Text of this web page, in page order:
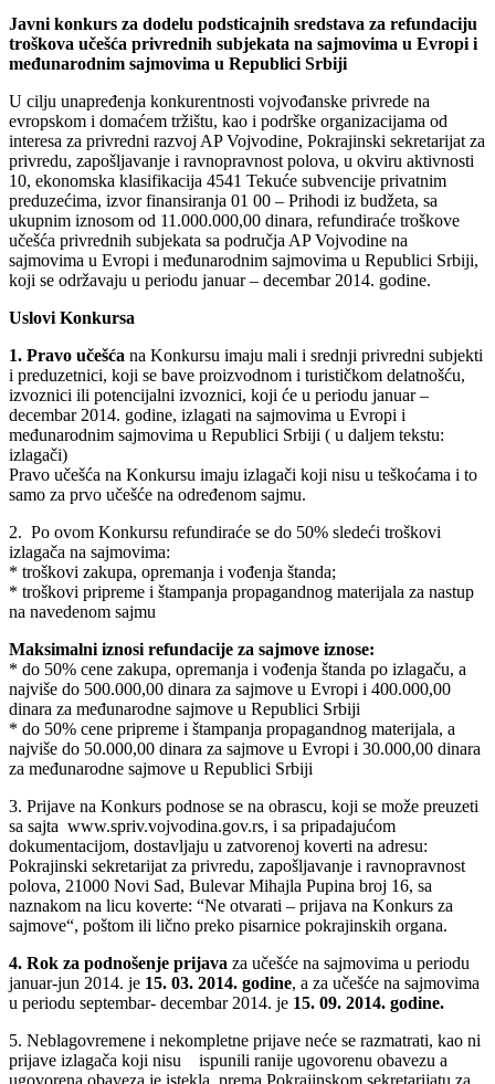
Javni konkurs za dodelu podsticajnih sredstava za refundaciju
troškova učešća privrednih subjekata na sajmovima u Evropi i
međunarodnim sajmovima u Republici Srbiji
U cilju unapređenja konkurentnosti vojvođanske privrede na
evropskom i domaćem tržištu, kao i podrške organizacijama od
interesa za privredni razvoj AP Vojvodine, Pokrajinski sekretarijat za
privredu, zapošljavanje i ravnopravnost polova, u okviru aktivnosti
10, ekonomska klasifikacija 4541 Tekuće subvencije privatnim
preduzećima, izvor finansiranja 01 00 – Prihodi iz budžeta, sa
ukupnim iznosom od 11.000.000,00 dinara, refundiraće troškove
učešća privrednih subjekata sa područja AP Vojvodine na
sajmovima u Evropi i međunarodnim sajmovima u Republici Srbiji,
koji se održavaju u periodu januar – decembar 2014. godine.
Uslovi Konkursa
1. Pravo učešća na Konkursu imaju mali i srednji privredni subjekti
i preduzetnici, koji se bave proizvodnom i turističkom delatnošću,
izvoznici ili potencijalni izvoznici, koji će u periodu januar –
decembar 2014. godine, izlagati na sajmovima u Evropi i
međunarodnim sajmovima u Republici Srbiji ( u daljem tekstu:
izlagači)
Pravo učešća na Konkursu imaju izlagači koji nisu u teškoćama i to
samo za prvo učešće na određenom sajmu.
2. Po ovom Konkursu refundiraće se do 50% sledeći troškovi
izlagača na sajmovima:
* troškovi zakupa, opremanja i vođenja štanda;
* troškovi pripreme i štampanja propagandnog materijala za nastup
na navedenom sajmu
Maksimalni iznosi refundacije za sajmove iznose:
* do 50% cene zakupa, opremanja i vođenja štanda po izlagaču, a
najviše do 500.000,00 dinara za sajmove u Evropi i 400.000,00
dinara za međunarodne sajmove u Republici Srbiji
* do 50% cene pripreme i štampanja propagandnog materijala, a
najviše do 50.000,00 dinara za sajmove u Evropi i 30.000,00 dinara
za međunarodne sajmove u Republici Srbiji
3. Prijave na Konkurs podnose se na obrascu, koji se može preuzeti
sa sajta www.spriv.vojvodina.gov.rs, i sa pripadajućom
dokumentacijom, dostavljaju u zatvorenoj koverti na adresu:
Pokrajinski sekretarijat za privredu, zapošljavanje i ravnopravnost
polova, 21000 Novi Sad, Bulevar Mihajla Pupina broj 16, sa
naznakom na licu koverte: “Ne otvarati – prijava na Konkurs za
sajmove“, poštom ili lično preko pisarnice pokrajinskih organa.
4. Rok za podnošenje prijava za učešće na sajmovima u periodu
januar-jun 2014. je 15. 03. 2014. godine, a za učešće na sajmovima
u periodu septembar- decembar 2014. je 15. 09. 2014. godine.
5. Neblagovremene i nekompletne prijave neće se razmatrati, kao ni
prijave izlagača koji nisu ispunili ranije ugovorenu obavezu a